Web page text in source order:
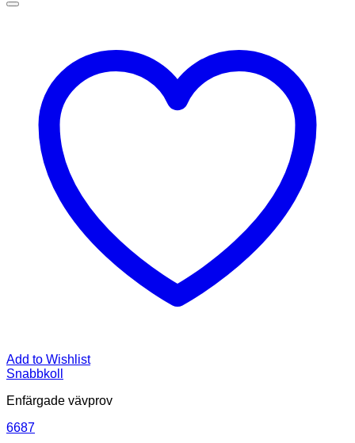
Add to Wishlist
Snabbkoll
Enfärgade vävprov
6687